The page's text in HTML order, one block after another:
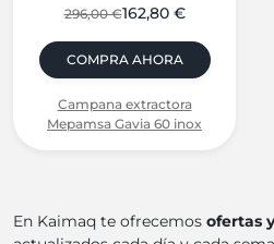
296,00 €162,80 €
COMPRA AHORA
Campana extractora
Mepamsa Gavia 60 inox
En Kaimaq te ofrecemos ofertas